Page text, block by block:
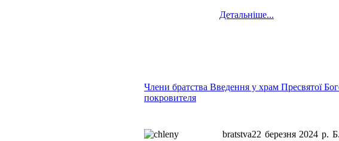
Детальніше...
Члени братства Введення у храм Пресвятої
покровителя
22 березня 2024 р.